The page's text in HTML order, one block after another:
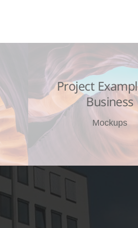
Project
Business
Mockups